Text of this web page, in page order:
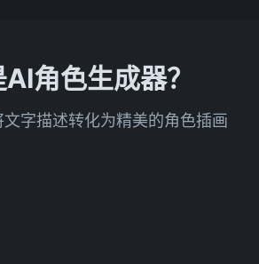
角色生成器？
字描述转化为精美的角色插画